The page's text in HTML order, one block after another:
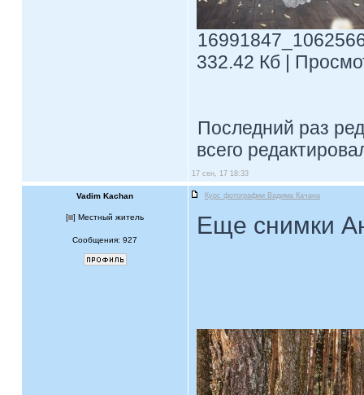
332.42 Кб |
Последний раз
всего
17 сен, 17 18:33
Vadim Kachan Курс фотографии Вадима Качана
[ ] Местный житель
Сообщения: 927
Еще снимки